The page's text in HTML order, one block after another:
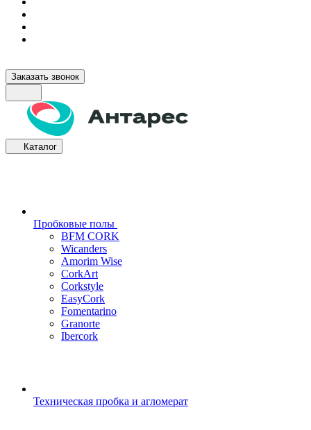
Заказать звонок
Каталог
Пробковые полы
BFM CORK
Wicanders
Amorim Wise
CorkArt
Corkstyle
EasyCork
Fomentarino
Granorte
Ibercork
Техническая пробка и агломерат